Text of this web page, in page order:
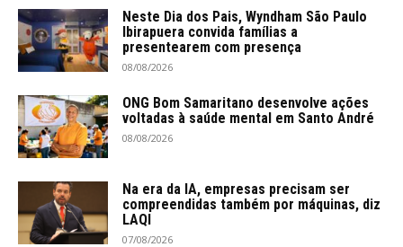
Neste Dia dos Pais, Wyndham São Paulo
Ibirapuera convida famílias a
presentearem com presença
08/08/2026
ONG Bom Samaritano desenvolve ações
voltadas à saúde mental em Santo André
08/08/2026
Na era da IA, empresas precisam ser
compreendidas também por máquinas, diz
LAQI
07/08/2026